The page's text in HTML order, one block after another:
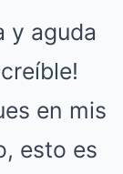
y aguda
en mis
esto es